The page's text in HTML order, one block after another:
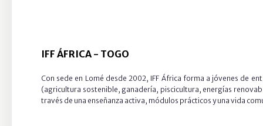
IFF ÁFRICA - TOGO
Con sede en Lomé desde 2002, IFF África forma a jóvenes de
(agricultura sostenible, ganadería, piscicultura, energías
través de una enseñanza activa, módulos prácticos y una vida